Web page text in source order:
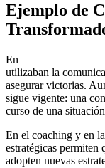
Ejemplo de
En
utilizaban la
asegurar victorias.
sigue vigente: una
curso de una
En el coaching y en
estratégicas permiten
adopten nuevas